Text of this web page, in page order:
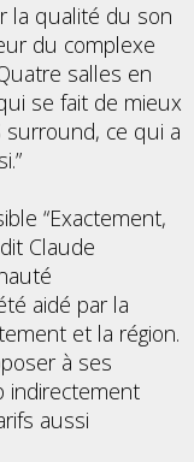
la qualité du son
du complexe
salles en
se fait de mieux
surround, ce qui a
“Exactement,
Claude
aidé par la
et la région.
à ses
indirectement
aussi